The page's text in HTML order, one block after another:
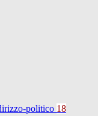
politico 18